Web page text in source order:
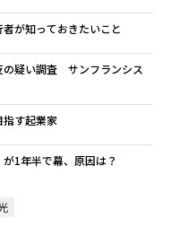
が知っておきたいこと
の疑い調査 サンフランシス
指す起業家
1年半で幕、原因は？